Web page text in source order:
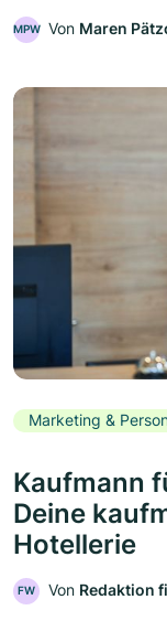
MPW Von Maren
Marketing &
Kaufmann
Deine
Hotellerie
FW Von Redaktion